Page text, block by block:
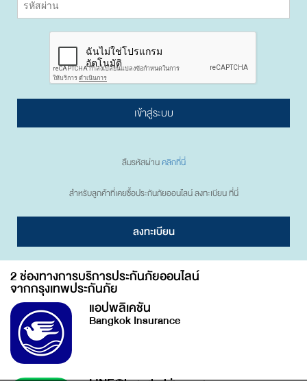
เข้าสู่ระบบ
ลืมรหัสผ่านคลิกที่นี่
สำหรับลูกค้าที่เคยซื้อประกันภัยออนไลน์ ลงทะเบียน ที่นี่
ลงทะเบียน
2 ช่องทางการบริการประกันภัยออนไลน์
จากกรุงเทพประกันภัย
แอปพลิเคชัน
Bangkok Insurance